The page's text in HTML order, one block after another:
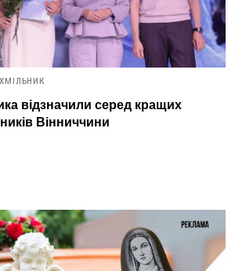
ХМІЛЬНИК
відзначили серед кращих
Вінниччини